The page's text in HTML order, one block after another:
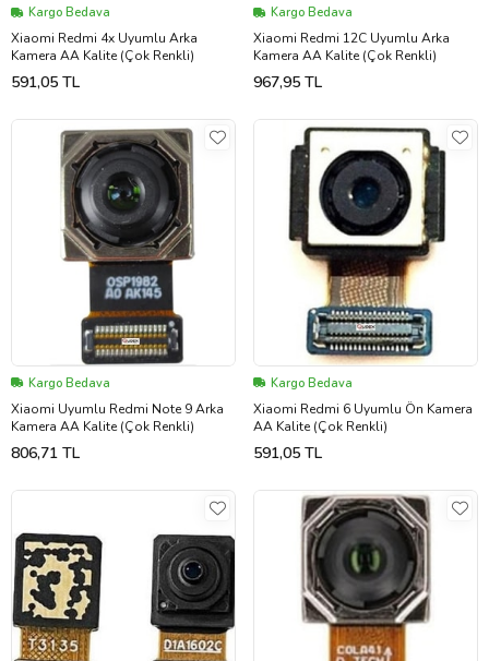
Kargo Bedava
Xiaomi Redmi 4x Uyumlu Arka
Kamera AA Kalite (Çok Renkli)
591,05 TL
Kargo Bedava
Xiaomi Redmi 12C Uyumlu Arka
Kamera AA Kalite (Çok Renkli)
967,95 TL
Kargo Bedava
Xiaomi Uyumlu Redmi Note 9 Arka
Kamera AA Kalite (Çok Renkli)
806,71 TL
Kargo Bedava
Xiaomi Redmi 6 Uyumlu Ön Kamera
AA Kalite (Çok Renkli)
591,05 TL